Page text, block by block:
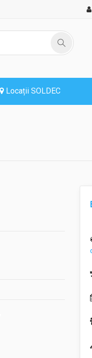
Locații SOLDEC